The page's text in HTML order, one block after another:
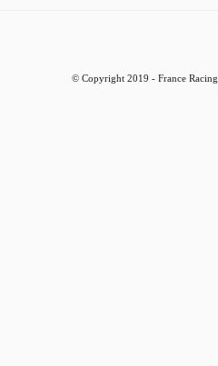
© Copyright 2019 - France Racing